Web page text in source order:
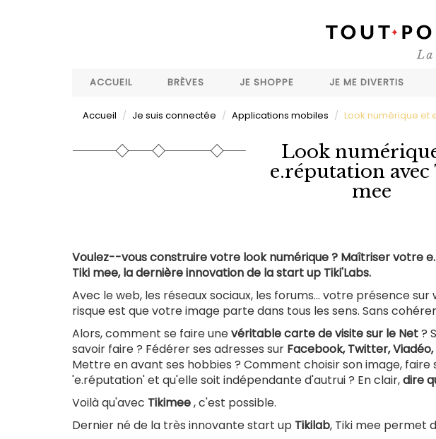
ACCUEIL
BRÈVES JE SHOPPE JE ME DIVERTIS
Accueil Je suis connectée Applications mobiles Look numérique et
Look
e.réputation
mee
Voulez--vous construire votre look numérique ? Maîtriser votre
Tiki mee, la dernière innovation de la start up Tiki'Labs.
Avec le web, les réseaux sociaux, les forums... votre présence
risque est que votre image parte dans tous les sens. Sans
Alors, comment se faire unevéritable carte de visite sur le Net?
savoir faire ? Fédérer ses adresses sur Facebook, Twitter, Viadéo,
Mettre en avant ses hobbies ? Comment choisir son image,
'e.réputation' et qu'elle soit indépendante d'autrui ? En clair,dire
Voilà qu'avec Tikimee, c'est possible.
Dernier né de la très innovante start up Tikilab, Tiki mee permet